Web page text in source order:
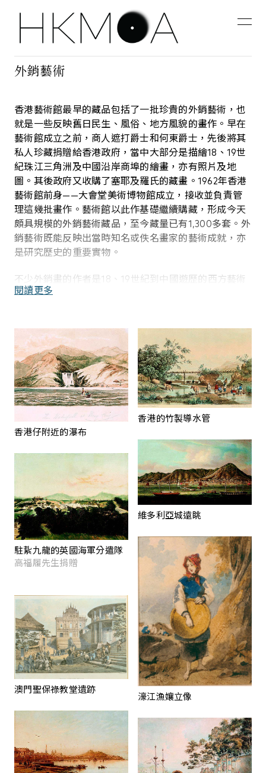
外銷藝術
香港藝術館最早的藏品包括了一批珍貴的外銷藝術，也
就是一些反映舊日民生、風俗、地方風貌的畫作。早在
藝術館成立之前，商人遮打爵士和何東爵士，先後將其
私人珍藏捐贈給香港政府，當中大部分是描繪18、19世
紀珠江三角洲及中國沿岸商埠的繪畫，亦有照片及地
圖。其後政府又收購了塞耶及羅氏的藏畫。1962年香港
藝術館前身——大會堂美術博物館成立，接收並負責管
理這幾批畫作。藝術館以此作基礎繼續購藏，形成今天
頗具規模的外銷藝術藏品，至今藏量已有1,300多套。外
銷藝術既能反映出當時知名或佚名畫家的藝術成就，亦
是研究歷史的重要實物。
不少外銷畫的作者是18、19世紀到中國遊歷的西方藝術
家，他們在中國旅遊、經商、行軍或居住期間，藉着寫
成各類版畫。他們的遊歷作品，讓未到過中國的西方
人，能一睹這個東方古國的面貌。
來華的商旅、畫家同時也將西方繪畫技法帶到中國。一
些中國畫師學得技法之後，於廣州及香港開設畫室，大
量繪製商港景色、人物花鳥等畫作，供西方商人購藏作
紀念。外銷畫市場頗大，但隨着19世紀攝影技術流行，
繪畫作品漸被相片取代，成為歷史一部分。
這裏為你介紹藝術館外銷藝術的部分藏品，囊括了中國
畫家的細緻工巧，及西洋畫家的淋漓筆觸。從中你會看
見香港開埠前的純樸面貌及其後的發展變化；又可感受
上一世紀澳門南灣的浪漫情調、廣州城昔日的繁盛景
況。
閱讀更多
香港仔附近的瀑布
香港的竹製導水管
維多利亞城遠眺
駐紥九龍的英國海軍分遣隊
高福履先生捐贈
濠江漁孃立像
澳門聖保祿教堂遺跡